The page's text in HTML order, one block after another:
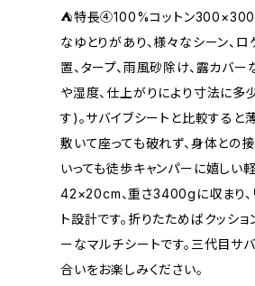
⛺特長④100%コットン
なゆとりがあり、様々なシーン、
置、タープ、雨風砂除け、露カ
や湿度、仕上がりにより寸法に
す)。サバイブシートと比較する
敷いて座っても破れず、身体との
いっても徒歩キャンパーに嬉しい
42×20cm、重さ3400gに収まり、
ト設計です。折りたためばクッシ
ーなマルチシートです。三代目サ
合いをお楽しみください。